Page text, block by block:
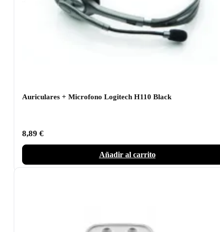
Auriculares + Microfono Logitech H110 Black
8,89 €
Añadir al carrito